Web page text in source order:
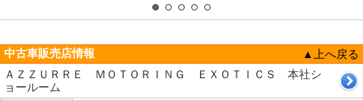
中古車販売店情報
▲上へ戻る
ＡＺＺＵＲＲＥ ＭＯＴＯＲＩＮＧ ＥＸＯＴＩＣＳ 本社シ
ョールーム